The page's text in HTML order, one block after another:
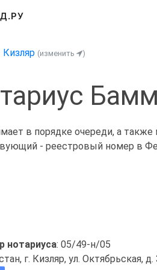
Кизляр (изменить )
в порядке очереди, а
- реестровый номер в
нотариуса: 05/49-н/05
г. Кизляр, ул. Октябрьская, д.